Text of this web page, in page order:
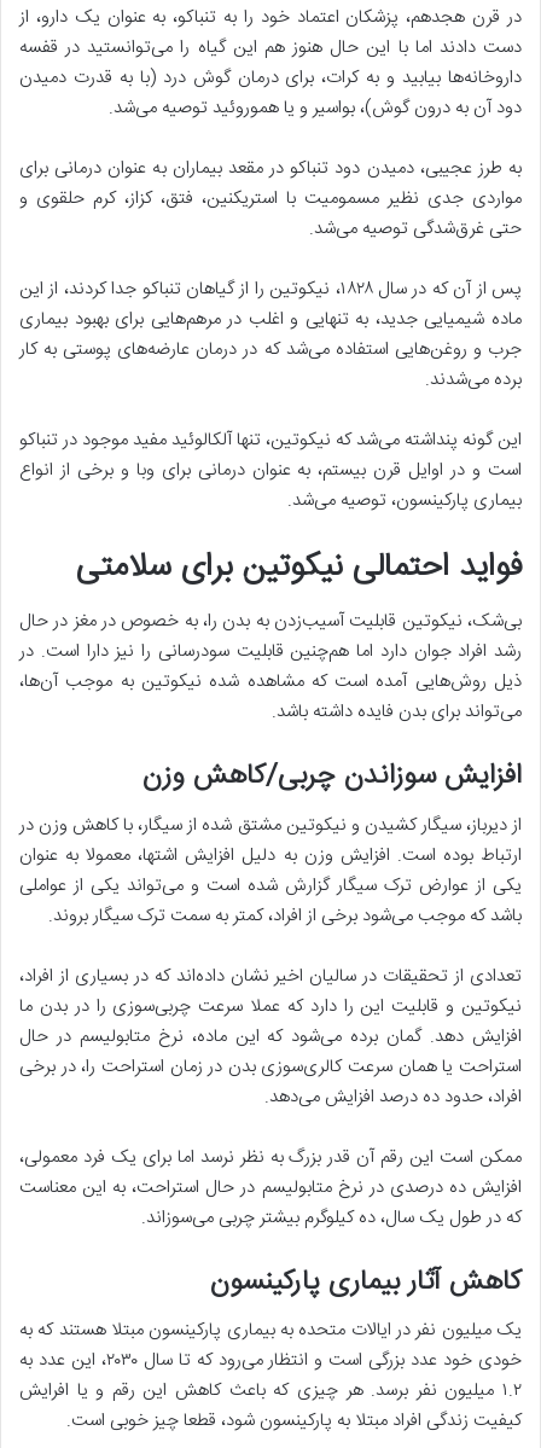
در قرن هجدهم، پزشکان اعتماد خود را به تنباکو، به عنوان یک دارو، از
دست دادند اما با این حال هنوز هم این گیاه را می‌توانستید در قفسه‌
داروخانه‌ها بیابید و به کرات، برای درمان گوش درد (با به قدرت دمیدن
دود آن به درون گوش)، بواسیر و یا هموروئید توصیه می‌شد.
به طرز عجیبی، دمیدن دود تنباکو در مقعد بیماران به عنوان درمانی برای
مواردی جدی نظیر مسمومیت با استریکنین، فتق، کزاز، کرم حلقوی و
حتی غرق‌شدگی توصیه می‌شد.
پس از آن که در سال ۱۸۲۸، نیکوتین را از گیاهان تنباکو جدا کردند، از این
ماده شیمیایی جدید، به تنهایی و اغلب در مرهم‌هایی برای بهبود بیماری
جرب و روغن‌هایی استفاده می‌شد که در درمان عارضه‌های پوستی به کار
برده می‌شدند.
این گونه پنداشته می‌شد که نیکوتین، تنها آلکالوئید مفید موجود در تنباکو
است و در اوایل قرن بیستم، به عنوان درمانی برای وبا و برخی از انواع
بیماری پارکینسون، توصیه می‌شد.
فواید احتمالی نیکوتین برای سلامتی
بی‌شک، نیکوتین قابلیت آسیب‌زدن به بدن را، به خصوص در مغز در حال
رشد افراد جوان دارد اما هم‌چنین قابلیت سود‌رسانی را نیز دارا است. در
ذیل روش‌هایی آمده است که مشاهده شده نیکوتین به موجب آن‌ها،
می‌تواند برای بدن فایده داشته باشد.
افزایش سوزاندن چربی/کاهش وزن
از دیرباز، سیگار کشیدن و نیکوتین مشتق شده از سیگار، با کاهش وزن در
ارتباط بوده‌ است. افزایش وزن به دلیل افزایش اشتها، معمولا به عنوان
یکی از عوارض ترک سیگار گزارش شده است و می‌تواند یکی از عواملی
باشد که موجب می‌شود برخی از افراد، کمتر به سمت ترک سیگار بروند.
تعدادی از تحقیقات در سالیان اخیر نشان داده‌اند که در بسیاری از افراد،
نیکوتین و قابلیت این را دارد که عملا سرعت چربی‌سوزی را در بدن ما
افزایش دهد. گمان برده می‌شود که این ماده، نرخ متابولیسم در حال
استراحت یا همان سرعت کالری‌سوزی بدن در زمان استراحت را، در برخی
افراد، حدود ده درصد افزایش می‌دهد.
ممکن است این رقم آن قدر بزرگ به نظر نرسد اما برای یک فرد معمولی،
افزایش ده درصدی در نرخ متابولیسم در حال استراحت، به این معناست
که در طول یک سال، ده کیلوگرم بیشتر چربی می‌سوزاند.
کاهش آثار بیماری پارکینسون
یک میلیون نفر در ایالات متحده به بیماری پارکینسون مبتلا هستند که به
خودی خود عدد بزرگی است و انتظار می‌رود که تا سال ۲۰۳۰، این عدد به
۱.۲ میلیون نفر برسد. هر چیزی که باعث کاهش این رقم و یا افرایش
کیفیت زندگی افراد مبتلا به پارکینسون شود، قطعا چیز خوبی است.